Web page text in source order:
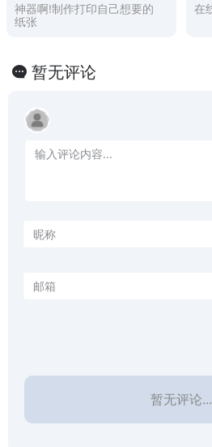
神器啊!制作打印自己想要的
纸张
在
暂无评论
暂无评论...